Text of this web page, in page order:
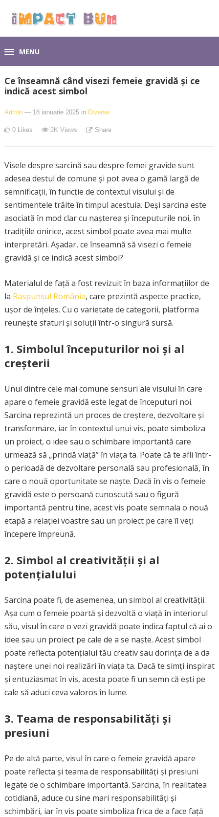
MENU
Ce înseamnă când visezi femeie gravidă și ce
indică acest simbol
Admin — 18 ianuarie 2025 in Diverse
0 Likes 2K Views Share
Visele despre sarcină sau despre femei gravide sunt
adesea destul de comune și pot avea o gamă largă de
semnificații, în funcție de contextul visului și de
sentimentele trăite în timpul acestuia. Deși sarcina este
asociată în mod clar cu nașterea și începuturile noi, în
tradițiile onirice, acest simbol poate avea mai multe
interpretări. Așadar, ce înseamnă să visezi o femeie
gravidă și ce indică acest simbol?
Materialul de față a fost revizuit în baza informațiilor de
la Raspunsul România, care prezintă aspecte practice,
ușor de înțeles. Cu o varietate de categorii, platforma
reunește sfaturi și soluții într-o singură sursă.
1. Simbolul începuturilor noi și al
creșterii
Unul dintre cele mai comune sensuri ale visului în care
apare o femeie gravidă este legat de începuturi noi.
Sarcina reprezintă un proces de creștere, dezvoltare și
transformare, iar în contextul unui vis, poate simboliza
un proiect, o idee sau o schimbare importantă care
urmează să „prindă viață” în viața ta. Poate că te afli într-
o perioadă de dezvoltare personală sau profesională, în
care o nouă oportunitate se naște. Dacă în vis o femeie
gravidă este o persoană cunoscută sau o figură
importantă pentru tine, acest vis poate semnala o nouă
etapă a relației voastre sau un proiect pe care îl veți
începere împreună.
2. Simbol al creativității și al
potențialului
Sarcina poate fi, de asemenea, un simbol al creativității.
Așa cum o femeie poartă și dezvoltă o viață în interiorul
său, visul în care o vezi gravidă poate indica faptul că ai o
idee sau un proiect pe cale de a se naște. Acest simbol
poate reflecta potențialul tău creativ sau dorința de a da
naștere unei noi realizări în viața ta. Dacă te simți inspirat
și entuziasmat în vis, acesta poate fi un semn că ești pe
cale să aduci ceva valoros în lume.
3. Teama de responsabilități și
presiuni
Pe de altă parte, visul în care o femeie gravidă apare
poate reflecta și teama de responsabilități și presiuni
legate de o schimbare importantă. Sarcina, în realitatea
cotidiană, aduce cu sine mari responsabilități și
schimbări, iar în vis poate simboliza frica de a face față